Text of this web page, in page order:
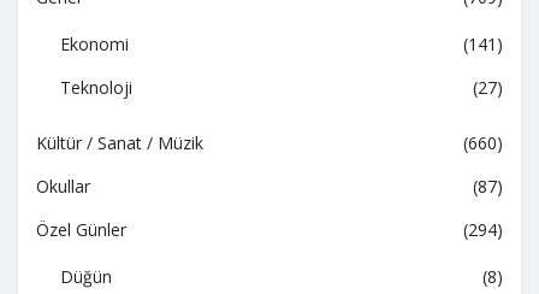
Ekonomi
(141)
Teknoloji
(27)
Kültür / Sanat / Müzik
(660)
Okullar
(87)
Özel Günler
(294)
Düğün
(8)